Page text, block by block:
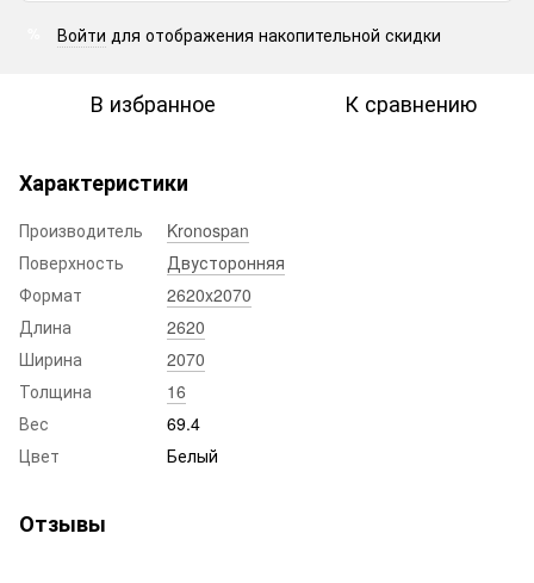
Войти для отображения накопительной скидки
В избранное К сравнению
Характеристики
Производитель
Kronospan
Поверхность
Двусторонняя
Формат
2620x2070
Длина
2620
Ширина
2070
Толщина
16
Вес
69.4
Цвет
Белый
Отзывы